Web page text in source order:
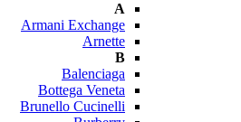
A
Armani Exchange
Arnette
B
Balenciaga
Bottega Veneta
Brunello Cucinelli